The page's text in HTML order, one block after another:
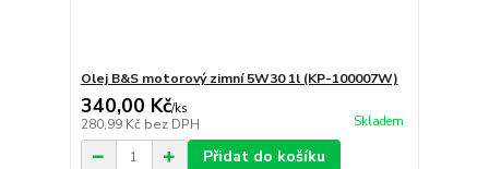
Olej B&S motorový zimní 5W30 1l (KP-100007W)
340,00 Kč/ks
280,99 Kč bez DPH Skladem
Přidat do košíku